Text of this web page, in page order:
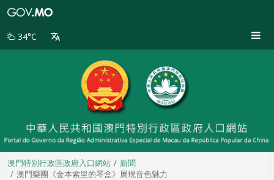
別
34°C
澳門特別行政區政府入口網站
新聞
澳門樂團《金本索里的琴盒》展現音色魅力